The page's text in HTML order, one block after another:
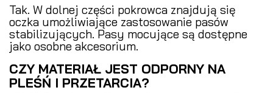
Tak. W dolnej części pokrowca znajdują się
oczka umożliwiające zastosowanie pasów
stabilizujących. Pasy mocujące są dostępne
jako osobne akcesorium.
CZY MATERIAŁ JEST ODPORNY NA
PLEŚŃ I PRZETARCIA?